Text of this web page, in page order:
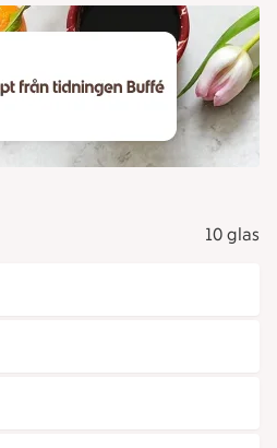
10 glas